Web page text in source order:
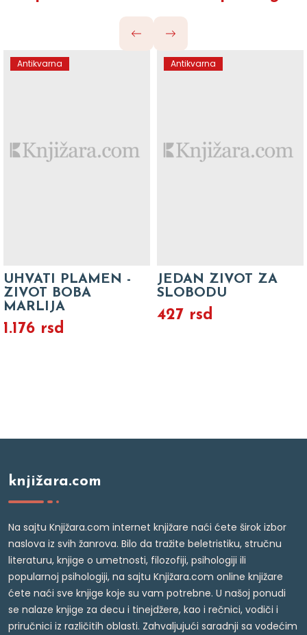
Antikvarna
UHVATI PLAMEN -
ZIVOT BOBA
MARLIJA
1.176 rsd
Antikvarna
JEDAN ZIVOT ZA
SLOBODU
427 rsd
knjižara.com
Na sajtu Knjižara.com internet knjižare naći ćete širok izbor
naslova iz svih žanrova. Bilo da tražite beletristiku, stručnu
literaturu, knjige o umetnosti, filozofiji, psihologiji ili
popularnoj psihologiji, na sajtu Knjižara.com online knjižare
ćete naći sve knjige koje su vam potrebne. U našoj ponudi
se nalaze knjige za decu i tinejdžere, kao i rečnici, vodiči i
priručnici iz različitih oblasti. Zahvaljujući saradnji sa vodećim